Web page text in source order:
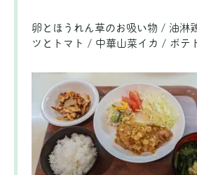
卵とほうれん草のお吸い物 / 油淋
ツとトマト / 中華山菜イカ / ポテ